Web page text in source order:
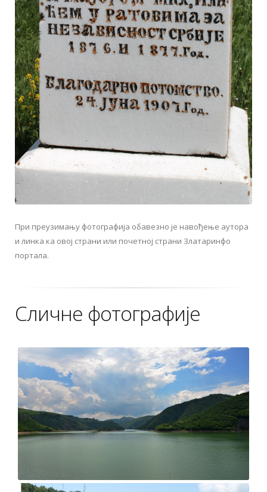
При преузимању фотографија обавезно је навођење аутора
и линка ка овој страни или почетној страни Златаринфо
портала.
Сличне фотографије